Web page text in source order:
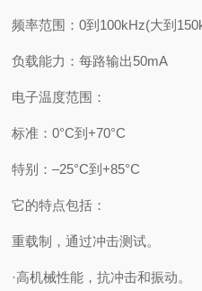
频率范围：0到100kHz(大到
负载能力：每路输出50mA
电子温度范围：
标准：0°C到+70°C
特别：–25°C到+85°C
它的特点包括：
重载制，通过冲击测试。
·高机械性能，抗冲击和振动。